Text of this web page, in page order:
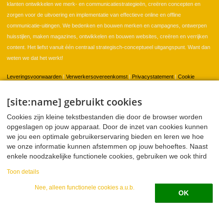
[site:name] gebruikt cookies
Cookies zijn kleine tekstbestanden die door de browser worden
opgeslagen op jouw apparaat. Door de inzet van cookies kunnen
we jou een optimale gebruikerservaring bieden en leren we hoe
we onze informatie kunnen afstemmen op jouw behoeftes. Naast
enkele noodzakelijke functionele cookies, gebruiken we ook third
kunnen deze informatie combineren met andere informatie die ze
over jou hebben mogen verzamelen. In onze privacy verklaring
leggen we in meer detail uit welke data we verzamelen, hoe we
Toon details
OK
Nee, alleen functionele cookies a.u.b.
klanten ontwikkelen we merk- en communicatiestrategieën, creëren concepten en
zorgen voor de uitvoering en implementatie van effectieve online en offline
communicatie-uitingen. We bedenken en bouwen merken en campagnes, ontwerpen
huisstijlen, maken magazines, ontwikkelen en bouwen websites, creëren en verrijken
content. Het liefst vanuit één centraal strategisch-conceptueel uitgangspunt. Want dan
weten we dat het werkt!
Leveringsvoorwaarden Verwerkersovereenkomst Privacystatement
Cookie
Home Klanten Portfolio Contact
Twitter Facebook LinkedIn WeTransfer